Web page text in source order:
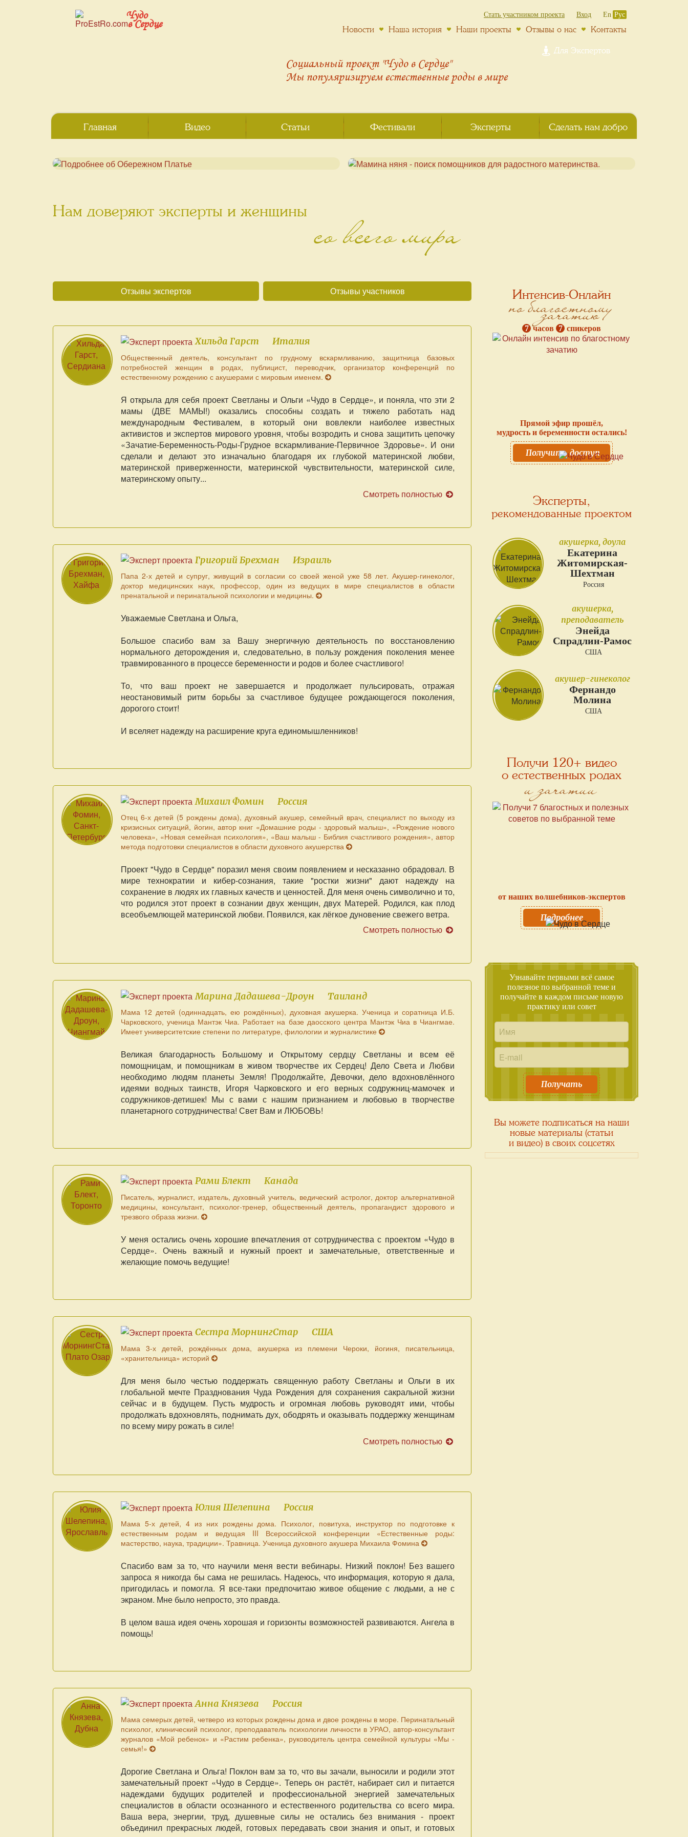
Чудо
в Сердце
Социальный проект "Чудо в Сердце"
Мы популяризируем естественные роды в мире
Нам доверяют эксперты и женщины со всего мира
Отзывы экспертов Отзывы участников
Хильда Гарст Италия
Общественный деятель, консультант по грудному вскармливанию, защитница базовых
потребностей женщин в родах, публицист, переводчик, организатор конференций по
естественному рождению с акушерами с мировым именем.
Я открыла для себя проект Светланы и Ольги «Чудо в Сердце», и поняла, что эти 2
мамы (ДВЕ МАМЫ!) оказались способны создать и тяжело работать над
международным Фестивалем, в который они вовлекли наиболее известных
активистов и экспертов мирового уровня, чтобы возродить и снова защитить цепочку
«Зачатие-Беременность-Роды-Грудное вскармливание-Первичное Здоровье». И они
сделали и делают это изначально благодаря их глубокой материнской любви,
материнской приверженности, материнской чувствительности, материнской силе,
материнскому опыту...
Смотреть полностью
Григорий Брехман Израиль
Папа 2-х детей и супруг, живущий в согласии со своей женой уже 58 лет. Акушер-гинеколог,
доктор медицинских наук, профессор, один из ведущих в мире специалистов в области
пренатальной и перинатальной психологии и медицины.
Уважаемые Светлана и Ольга,
Большое спасибо вам за Вашу энергичную деятельность по восстановлению
нормального деторождения и, следовательно, в пользу рождения поколения менее
травмированного в процессе беременности и родов и более счастливого!
То, что ваш проект не завершается и продолжает пульсировать, отражая
неостановимый ритм борьбы за счастливое будущее рождающегося поколения,
дорогого стоит!
И вселяет надежду на расширение круга единомышленников!
Михаил Фомин Россия
Отец 6-х детей (5 рождены дома), духовный акушер, семейный врач, специалист по выходу из
кризисных ситуаций, йогин, автор книг «Домашние роды - здоровый малыш», «Рождение нового
человека», «Новая семейная психология», «Ваш малыш - Библия счастливого рождения», автор
метода подготовки специалистов в области духовного акушерства
Проект "Чудо в Сердце" поразил меня своим появлением и несказанно обрадовал. В
мире технократии и кибер-сознания, такие "ростки жизни" дают надежду на
сохранение в людях их главных качеств и ценностей. Для меня очень символично и то,
что родился этот проект в сознании двух женщин, двух Матерей. Родился, как плод
всеобъемлющей материнской любви. Появился, как лёгкое дуновение свежего ветра.
Смотреть полностью
Марина Дадашева-Дроун Таиланд
Мама 12 детей (одиннадцать, ею рождённых), духовная акушерка. Ученица и соратница И.Б.
Чарковского, ученица Мантэк Чиа. Работает на базе даосского центра Мантэк Чиа в Чиангмае.
Имеет университетские степени по литературе, филологии и журналистике
Великая благодарность Большому и Открытому сердцу Светланы и всем её
помощницам, и помощникам в живом творчестве их Сердец! Дело Света и Любви
необходимо людям планеты Земля! Продолжайте, Девочки, дело вдохновлённого
идеями водных таинств, Игоря Чарковского и его верных содружниц-мамочек и
содружников-детишек! Мы с вами с нашим признанием и любовью в творчестве
планетарного сотрудничества! Свет Вам и ЛЮБОВЬ!
Рами Блект Канада
Писатель, журналист, издатель, духовный учитель, ведический астролог, доктор альтернативной
медицины, консультант, психолог-тренер, общественный деятель, пропагандист здорового и
трезвого образа жизни.
У меня остались очень хорошие впечатления от сотрудничества с проектом «Чудо в
Сердце». Очень важный и нужный проект и замечательные, ответственные и
желающие помочь ведущие!
Сестра МорнингСтар США
Мама 3-х детей, рождённых дома, акушерка из племени Чероки, йогиня, писательница,
«хранительница» историй
Для меня было честью поддержать священную работу Светланы и Ольги в их
глобальной мечте Празднования Чуда Рождения для сохранения сакральной жизни
сейчас и в будущем. Пусть мудрость и огромная любовь руководят ими, чтобы
продолжать вдохновлять, поднимать дух, ободрять и оказывать поддержку женщинам
по всему миру рожать в силе!
Смотреть полностью
Юлия Шелепина Россия
Мама 5-х детей, 4 из них рождены дома. Психолог, повитуха, инструктор по подготовке к
естественным родам и ведущая III Всероссийской конференции «Естественные роды:
мастерство, наука, традиции». Травница. Ученица духовного акушера Михаила Фомина
Спасибо вам за то, что научили меня вести вебинары. Низкий поклон! Без вашего
запроса я никогда бы сама не решилась. Надеюсь, что информация, которую я дала,
пригодилась и помогла. Я все-таки предпочитаю живое общение с людьми, а не с
экраном. Мне было непросто, это правда.
В целом ваша идея очень хорошая и горизонты возможностей развиваются. Ангела в
помощь!
Анна Князева Россия
Мама семерых детей, четверо из которых рождены дома и двое рождены в море. Перинатальный
психолог, клинический психолог, преподаватель психологии личности в УРАО, автор-консультант
журналов «Мой ребенок» и «Растим ребенка», руководитель центра семейной культуры «Мы -
семья!»
Дорогие Светлана и Ольга! Поклон вам за то, что вы зачали, выносили и родили этот
замечательный проект «Чудо в Сердце». Теперь он растёт, набирает сил и питается
надеждами будущих родителей и профессиональной энергией замечательных
специалистов в области осознанного и естественного родительства со всего мира.
Ваша вера, энергии, труд, душевные силы не остались без внимания - проект
объединил прекрасных людей, готовых передавать свои знания и опыт, и готовых
Интенсив-Онлайн
по благостному
зачатию
7 часов 7 спикеров
Прямой эфир прошёл,
мудрость и беременности остались!
Получить доступ
Эксперты,
рекомендованные проектом
акушерка, доула
Екатерина
Житомирская-
Шехтман
Россия
акушерка,
преподаватель
Энейда
Спрадлин-Рамос
США
акушер-гинеколог
Фернандо
Молина
США
Получи 120+ видео
о естественных родах
и зачатии
от наших волшебников-экспертов
Подробнее
Узнавайте первыми всё самое
полезное по выбранной теме и
получайте в каждом письме новую
практику или совет
Получать
Вы можете подписаться на наши
новые материалы (статьи
и видео) в своих соцсетях
Стать участником проекта Вход En Рус
Новости Наша история Наши проекты Отзывы о нас Контакты
Главная Видео Статьи Фестивали Эксперты Сделать нам добро
Для Экспертов